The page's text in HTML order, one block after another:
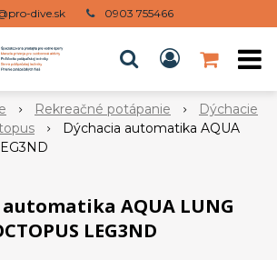
dive.sk 0903 755466
Rekreačné potápanie
Dýchacie
Dýchacia automatika AQUA
AQUA LUNG
LEG3ND